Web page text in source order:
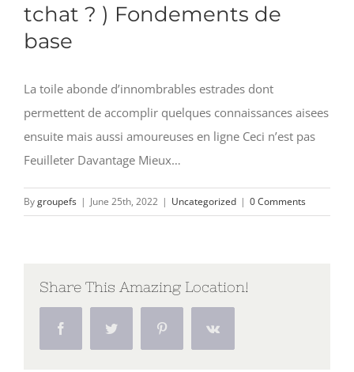
tchat ? ) Fondements de
base
La toile abonde d’innombrables estrades dont
permettent de accomplir quelques connaissances aisees
ensuite mais aussi amoureuses en ligne Ceci n’est pas
Feuilleter Davantage Mieux…
Bygroupefs | June 25th, 2022 | Uncategorized | 0 Comments
Share This Amazing Location!
Facebook Pinterest Vk